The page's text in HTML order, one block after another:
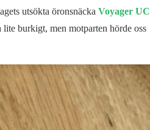
utsökta öronsnäcka Voyager UC
burkigt, men motparten hörde oss